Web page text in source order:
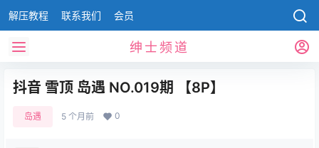
解压教程 联系我们 会员
绅士频道
抖音 雪顶 岛遇 NO.019期 【8P】
岛遇 5 个月前 0